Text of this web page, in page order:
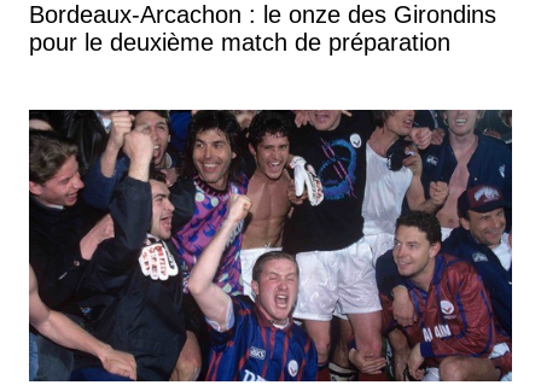
Bordeaux-Arcachon : le onze des Girondins
pour le deuxième match de préparation